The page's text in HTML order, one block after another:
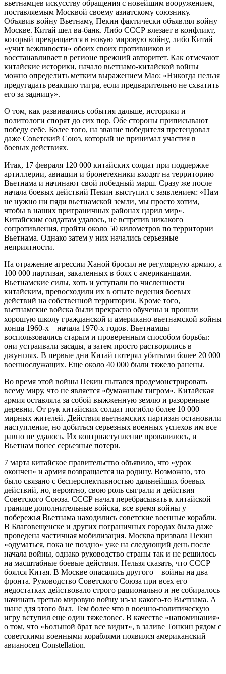
вьетнамцев искусству обращения с новейшим вооружением,
поставляемым Москвой своему азиатскому союзнику.
Объявив войну Вьетнаму, Пекин фактически объявлял войну
Москве. Китай шел ва-банк. Либо СССР влезает в конфликт,
который превращается в новую мировую войну, либо Китай
«учит вежливости» обоих своих противников и
восстанавливает в регионе прежний авторитет. Как отмечают
китайские историки, начало вьетнамо-китайской войны
можно определить метким выражением Мао: «Никогда нельзя
предугадать реакцию тигра, если предварительно не схватить
его за задницу».
О том, как развивались события дальше, историки и
политологи спорят до сих пор. Обе стороны приписывают
победу себе. Более того, на звание победителя претендовал
даже Советский Союз, который не принимал участия в
боевых действиях.
Итак, 17 февраля 120 000 китайских солдат при поддержке
артиллерии, авиации и бронетехники входят на территорию
Вьетнама и начинают свой победный марш. Сразу же после
начала боевых действий Пекин выступил с заявлением: «Нам
не нужно ни пяди вьетнамской земли, мы просто хотим,
чтобы в наших приграничных районах царил мир».
Китайским солдатам удалось, не встретив никакого
сопротивления, пройти около 50 километров по территории
Вьетнама. Однако затем у них начались серьезные
неприятности.
На отражение агрессии Ханой бросил не регулярную армию, а
100 000 партизан, закаленных в боях с американцами.
Вьетнамские силы, хоть и уступали по численности
китайским, превосходили их в опыте ведения боевых
действий на собственной территории. Кроме того,
вьетнамские войска были прекрасно обучены и прошли
хорошую школу гражданской и американо-вьетнамской войны
конца 1960-х – начала 1970-х годов. Вьетнамцы
воспользовались старым и проверенным способом борьбы:
они устраивали засады, а затем просто растворялись в
джунглях. В первые дни Китай потерял убитыми более 20 000
военнослужащих. Еще около 40 000 были тяжело ранены.
Во время этой войны Пекин пытался продемонстрировать
всему миру, что не является «бумажным тигром». Китайская
армия оставляла за собой выжженную землю и разоренные
деревни. От рук китайских солдат погибло более 10 000
мирных жителей. Действия вьетнамских партизан остановили
наступление, но добиться серьезных военных успехов им все
равно не удалось. Их контрнаступление провалилось, и
Вьетнам понес серьезные потери.
7 марта китайское правительство объявило, что «урок
окончен» и армия возвращается на родину. Возможно, это
было связано с бесперспективностью дальнейших боевых
действий, но, вероятно, свою роль сыграли и действия
Советского Союза. СССР начал перебрасывать к китайской
границе дополнительные войска, все время войны у
побережья Вьетнама находились советские военные корабли.
В Благовещенске и других пограничных городах была даже
проведена частичная мобилизация. Москва призвала Пекин
«одуматься, пока не поздно» уже на следующий день после
начала войны, однако руководство страны так и не решилось
на масштабные боевые действия. Нельзя сказать, что СССР
боялся Китая. В Москве опасались другого – войны на два
фронта. Руководство Советского Союза при всех его
недостатках действовало строго рационально и не собиралось
начинать третью мировую войну из-за какого-то Вьетнама. А
шанс для этого был. Тем более что в военно-политическую
игру вступил еще один тяжеловес. В качестве «напоминания»
о том, что «Большой брат все видит», в заливе Тонкин рядом с
советскими военными кораблями появился американский
авианосец Constellation.